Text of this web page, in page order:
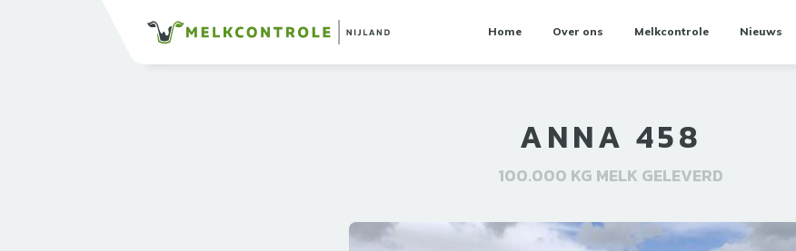
Home Over ons Melkcontrole Nieuws
ANNA 458
100.000 KG MELK GELEVERD